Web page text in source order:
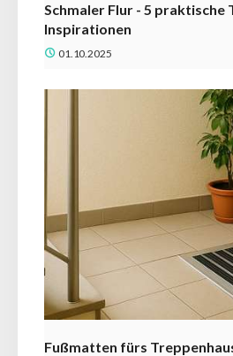
Schmaler Flur - 5 praktische
Inspirationen
01.10.2025
Fußmatten fürs